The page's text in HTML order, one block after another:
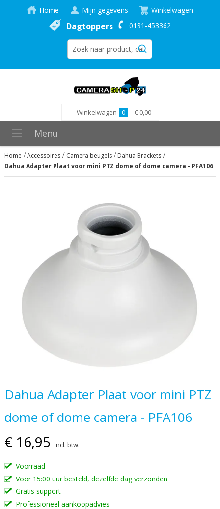
Home Mijn gegevens Winkelwagen
Dagtoppers 0181-453362
Winkelwagen 0 - € 0,00
Menu
Home Accessoires Camera beugels
Dahua Brackets
Dahua Adapter Plaat voor mini PTZ dome of dome camera - PFA106
afbeeldingen-
Ga
naar
het
van
de
afbeeldingen-
gallerij
Dahua Adapter Plaat voor mini PTZ
dome of dome camera - PFA106
€ 16,95 incl. btw.
Voorraad
Voor 15:00 uur besteld, dezelfde dag verzonden
Gratis support
Professioneel aankoopadvies